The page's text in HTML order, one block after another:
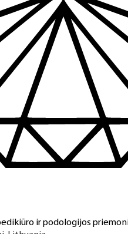
ir podologijos